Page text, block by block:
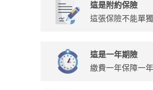
這是附約保險
這張保險不能單
這是一年期險
繳費一年保障一